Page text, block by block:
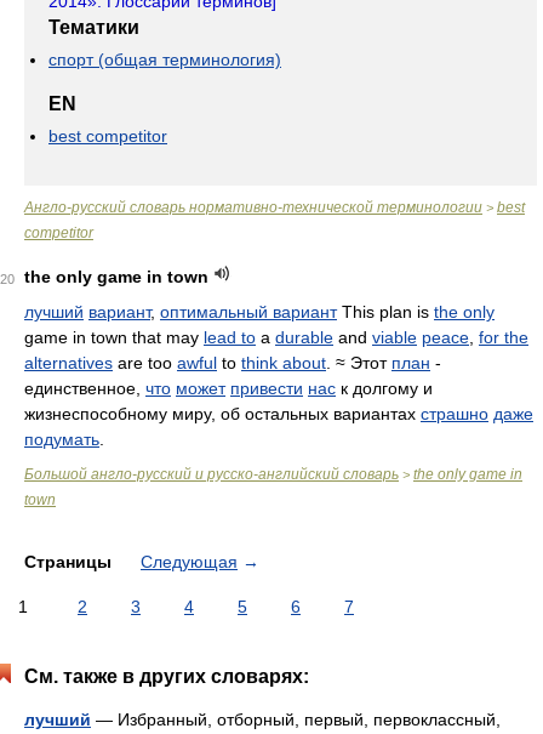
Тематики
спорт (общая терминология)
EN
best competitor
Англо-русский словарь нормативно-технической терминологии > best
competitor
20
the only game in town
лучший вариант, оптимальный вариантThis plan is the only
game in town that may lead to a durable and viable peace for the
alternatives are too awful to think about . ≈ Этот план -
единственное, что может привести нас к долгому и
жизнеспособному миру, об остальных вариантах страшно даже
подумать
Большой англо-русский и русско-английский словарь > the only game in
town
Страницы Следующая →
1 2 3 4 5 6 7
См. также в других словарях:
лучший — Избранный, отборный, первый, первоклассный,